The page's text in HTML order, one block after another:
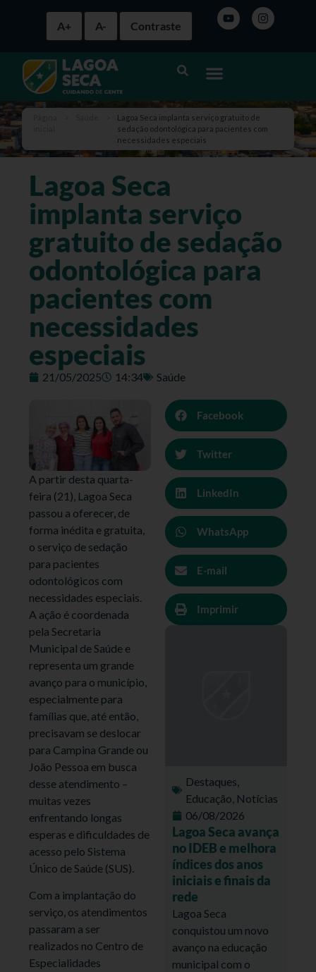
A+ A- Contraste
Lagoa Seca implanta serviço gratuito de
sedação odontológica para pacientes com
necessidades especiais
Lagoa Seca
implanta serviço
gratuito de sedação
odontológica para
pacientes com
necessidades
especiais
21/05/2025 14:34 Saúde
A partir desta quarta-
feira (21), Lagoa Seca
passou a oferecer, de
forma inédita e gratuita,
o serviço de sedação
para pacientes
odontológicos com
necessidades especiais.
A ação é coordenada
pela Secretaria
Municipal de Saúde e
representa um grande
avanço para o município,
especialmente para
famílias que, até então,
precisavam se deslocar
para Campina Grande ou
João Pessoa em busca
desse atendimento –
muitas vezes
enfrentando longas
esperas e dificuldades de
acesso pelo Sistema
Único de Saúde (SUS).
Com a implantação do
serviço, os atendimentos
passaram a ser
realizados no Centro de
Especialidades
Facebook
Twitter
LinkedIn
WhatsApp
E-mail
Imprimir
Destaques,
Educação, Notícias
06/08/2026
Lagoa Seca avança
no IDEB e melhora
índices dos anos
iniciais e finais da
rede
Lagoa Seca
conquistou um novo
avanço na educação
municipal com o